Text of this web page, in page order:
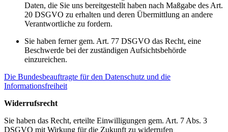
Daten, die Sie uns bereitgestellt haben nach Maßgabe des Art.
20 DSGVO zu erhalten und deren Übermittlung an andere
Verantwortliche zu fordern.
Sie haben ferner gem. Art. 77 DSGVO das Recht, eine
Beschwerde bei der zuständigen Aufsichtsbehörde
einzureichen.
Die Bundesbeauftragte für den Datenschutz und die
Informationsfreiheit
Widerrufsrecht
Sie haben das Recht, erteilte Einwilligungen gem. Art. 7 Abs. 3
DSGVO mit Wirkung für die Zukunft zu widerrufen